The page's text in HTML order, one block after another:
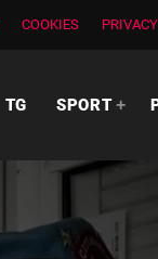
COOKIES
TG SPORT